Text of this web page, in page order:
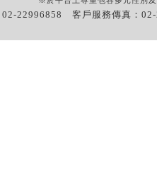
02-22996858 客戶服務傳真：